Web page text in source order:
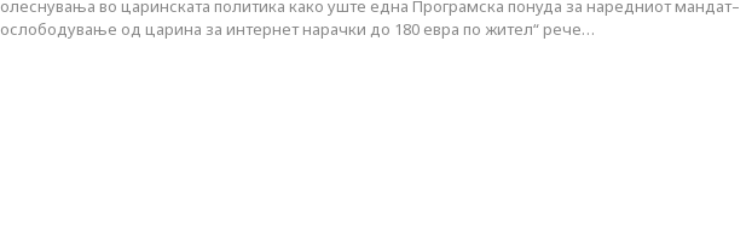
олеснувања во царинската политика како уште една Програмска понуда за наредниот мандат–
ослободување од царина за интернет нарачки до 180 евра по жител“ рече…